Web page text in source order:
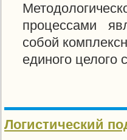
процессами
собой
единого целого
Логистический